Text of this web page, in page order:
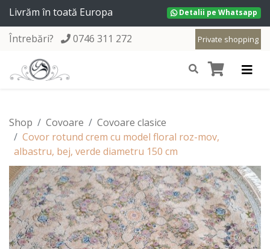
Livrăm în toată Europa Detalii pe Whatsapp
Private shopping
Întrebări? 0746 311 272
Shop Covoare
Covoare clasice
Covor rotund crem cu model floral roz-mov,
albastru, bej, verde diametru 150 cm